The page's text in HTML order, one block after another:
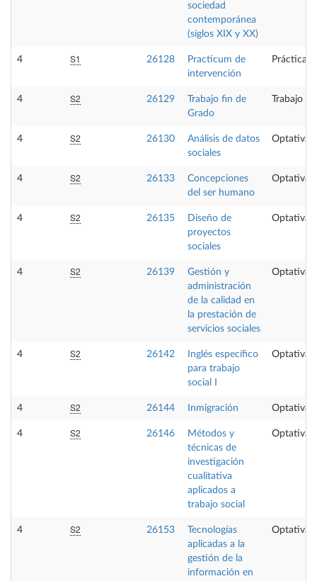
sociedad
contemporánea
(siglos XIX y XX)
4 S1 26128
Practicum de
intervención
Prácticas
4 S2 26129
Trabajo fin de
Grado
Trabajo
4 S2 26130
Análisis de datos
sociales
Optativa
4 S2 26133
Concepciones
del ser humano
Optativa
4 S2 26135
Diseño de
proyectos
sociales
Optativa
4 S2 26139
Gestión y
administración
de la calidad en
la prestación de
servicios sociales
Optativa
4 S2 26142
Inglés específico
para trabajo
social I
Optativa
4 S2 26144 Inmigración Optativa
4 S2 26146
Métodos y
técnicas de
investigación
cualitativa
aplicados a
trabajo social
Optativa
4 S2 26153
Tecnologías
aplicadas a la
gestión de la
información en
Optativa